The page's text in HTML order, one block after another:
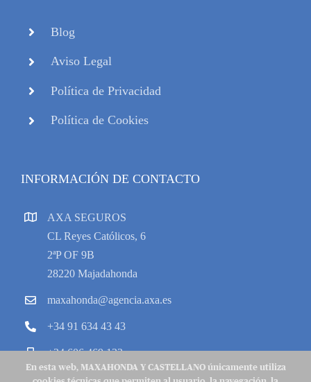
Blog
Aviso Legal
Política de Privacidad
Política de Cookies
INFORMACIÓN DE CONTACTO
AXA SEGUROS
CL Reyes Católicos, 6
2ªP OF 9B
28220 Majadahonda
maxahonda@agencia.axa.es
+34 91 634 43 43
+34 606 469 133
En esta web, MAXAHONDA Y CASTELLANO únicamente utiliza